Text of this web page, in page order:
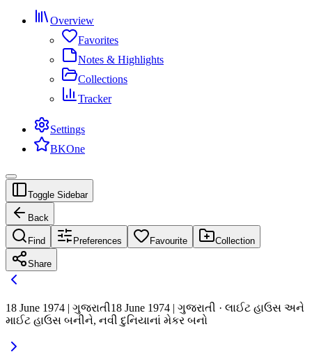
Overview
Favorites
Notes & Highlights
Collections
Tracker
Settings
BKOne
Toggle Sidebar
Back
Find Preferences Favourite Collection
Share
18 June 1974 | ગુજરાતી18 June 1974 | ગુજરાતી · લાઈટ હાઉસ અને
માઈટ હાઉસ બનીને, નવી દુનિયાનાં મેકર બનો